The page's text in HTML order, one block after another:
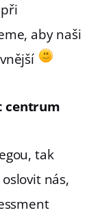
aby naši
centrum
tak
nás,